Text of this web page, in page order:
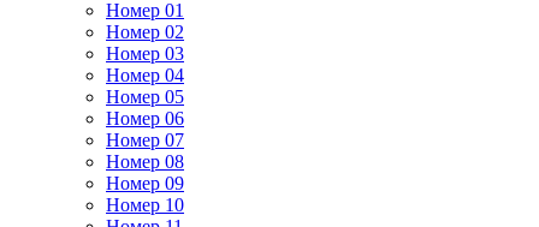
Номер 01
Номер 02
Номер 03
Номер 04
Номер 05
Номер 06
Номер 07
Номер 08
Номер 09
Номер 10